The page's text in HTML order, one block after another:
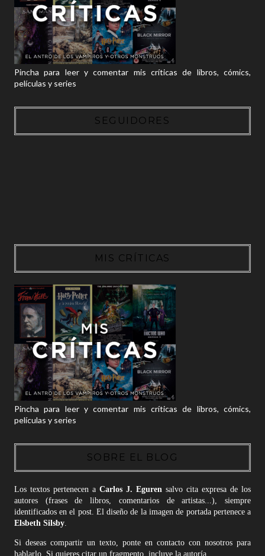
Pincha para leer y comentar mis críticas de libros, cómics,
películas y series
SEGUIDORES
MIS CRÍTICAS
Pincha para leer y comentar mis críticas de libros, cómics,
películas y series
SOBRE EL BLOG
Los textos pertenecen a Carlos J. Egurensalvo cita expresa de los
autores (frases de libros, comentarios de artistas...), siempre
identificados en el post. El diseño de la imagen de portada pertenece a
Elsbeth Silsby.
Si deseas compartir un texto, ponte en contacto con nosotros para
hablarlo. Si quieres citar un fragmento, incluye la autoría.